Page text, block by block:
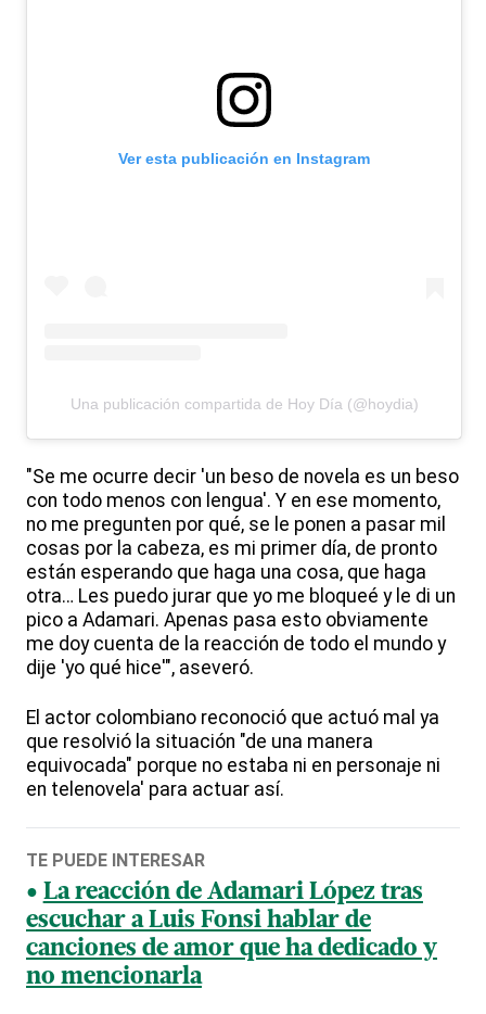
Ver esta publicación en Instagram
Una publicación compartida de Hoy Día (@hoydia)
"Se me ocurre decir 'un beso de novela es un beso
con todo menos con lengua'. Y en ese momento,
no me pregunten por qué, se le ponen a pasar mil
cosas por la cabeza, es mi primer día, de pronto
están esperando que haga una cosa, que haga
otra… Les puedo jurar que yo me bloqueé y le di un
pico a Adamari. Apenas pasa esto obviamente
me doy cuenta de la reacción de todo el mundo y
dije 'yo qué hice'", aseveró.
El actor colombiano reconoció que actuó mal ya
que resolvió la situación "de una manera
equivocada" porque no estaba ni en personaje ni
en telenovela' para actuar así.
TE PUEDE INTERESAR
La reacción de Adamari López tras
escuchar a Luis Fonsi hablar de
canciones de amor que ha dedicado y
no mencionarla